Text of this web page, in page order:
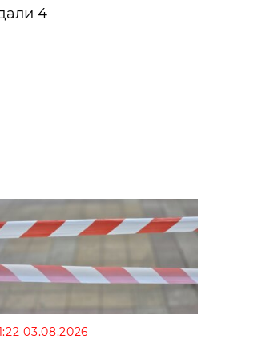
4
03.08.2026